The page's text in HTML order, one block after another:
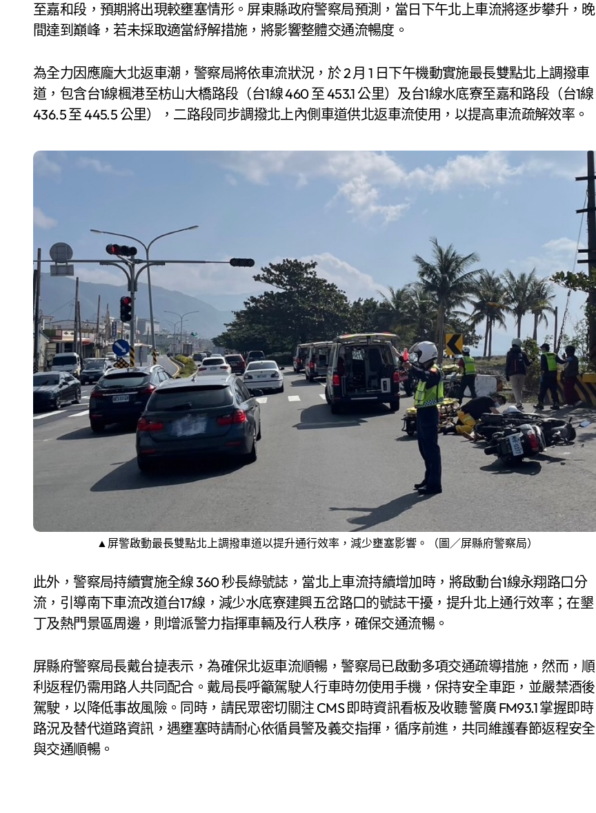
至嘉和段，預期將出現較壅塞情形。屏東縣政府警察局預測，當日下午北上車流將逐步攀升，晚
間達到巔峰，若未採取適當紓解措施，將影響整體交通流暢度。
為全力因應龐大北返車潮，警察局將依車流狀況，於 2 月 1 日下午機動實施最長雙點北上調撥車
道，包含台1線楓港至枋山大橋路段（台1線 460 至 453.1 公里）及台1線水底寮至嘉和路段（台1線
436.5 至 445.5 公里），二路段同步調撥北上內側車道供北返車流使用，以提高車流疏解效率。
▲屏警啟動最長雙點北上調撥車道以提升通行效率，減少壅塞影響。（圖／屏縣府警察局）
此外，警察局持續實施全線 360 秒長綠號誌，當北上車流持續增加時，將啟動台1線永翔路口分
流，引導南下車流改道台17線，減少水底寮建興五岔路口的號誌干擾，提升北上通行效率；在墾
丁及熱門景區周邊，則增派警力指揮車輛及行人秩序，確保交通流暢。
屏縣府警察局長戴台㨗表示，為確保北返車流順暢，警察局已啟動多項交通疏導措施，然而，順
利返程仍需用路人共同配合。戴局長呼籲駕駛人行車時勿使用手機，保持安全車距，並嚴禁酒後
駕駛，以降低事故風險。同時，請民眾密切關注 CMS 即時資訊看板及收聽 警廣 FM93.1 掌握即時
路況及替代道路資訊，遇壅塞時請耐心依循員警及義交指揮，循序前進，共同維護春節返程安全
與交通順暢。